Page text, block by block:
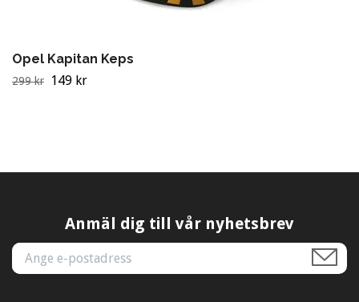
Opel Kapitan Keps
299 kr 149 kr
Anmäl dig till vår nyhetsbrev